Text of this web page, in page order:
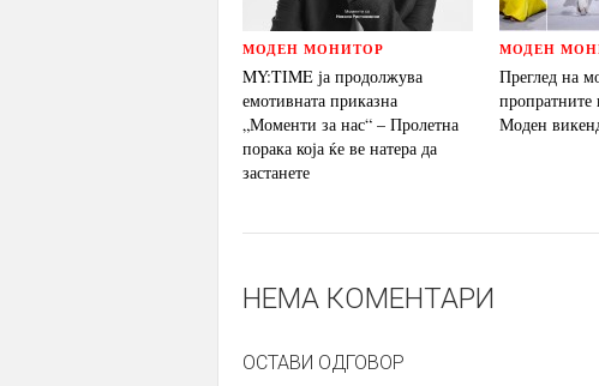
МОДЕН МОНИТОР
MY:TIME ја продолжува
емотивната приказна
„Моменти за нас“ – Пролетна
порака која ќе ве натера да
застанете
МОДЕН
Преглед на
пропратните
Моден
НЕМА КОМЕНТАРИ
ОСТАВИ ОДГОВОР